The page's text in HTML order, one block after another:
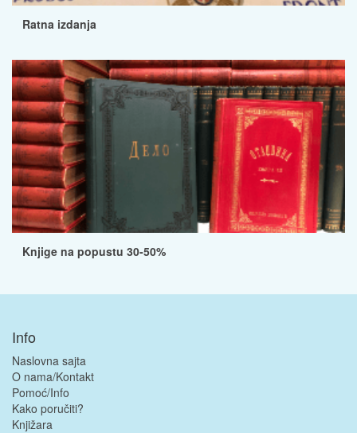
Ratna izdanja
Knjige na popustu 30-50%
Info
Naslovna sajta
O nama/Kontakt
Pomoć/Info
Kako poručiti?
Knjižara